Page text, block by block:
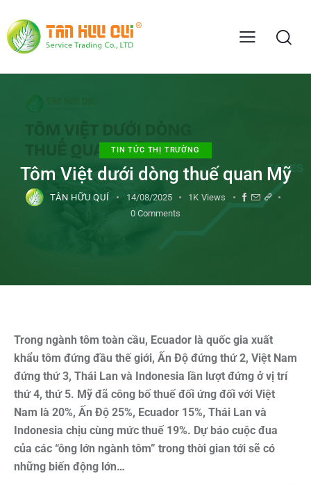
TIN TỨC THỊ TRƯỜNG
Tôm Việt dưới dòng thuế quan Mỹ
TÂN HỮU QUÍ 14/08/2025 1K Views
0 Comments
Trong ngành tôm toàn cầu, Ecuador là quốc gia xuất
khẩu tôm đứng đầu thế giới, Ấn Độ đứng thứ 2, Việt Nam
đứng thứ 3, Thái Lan và Indonesia lần lượt đứng ởvị trí
thứ 4, thứ 5. Mỹ đã công bố thuế đối ứng đối với Việt
Nam là 20%, Ấn Độ 25%, Ecuador 15%, Thái Lan và
Indonesia chịu cùng mức thuế 19%. Dự báo cuộc đua
của các “ông lớn ngành tôm” trong thời gian tới sẽ có
những biến động lớn…